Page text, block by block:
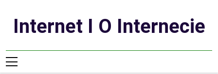
contentInternet I O Internecie